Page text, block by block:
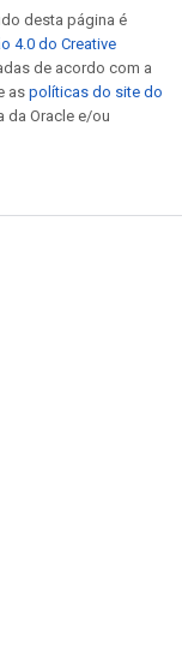
desta página é
4.0 do Creative
de acordo com a
aspolíticas do site do
da Oracle e/ou